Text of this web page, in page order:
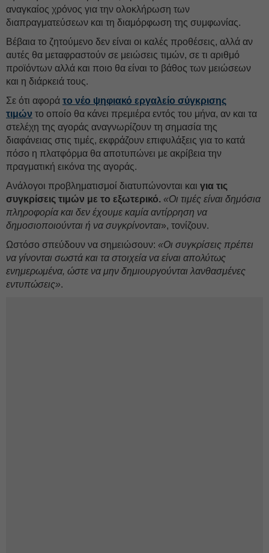
αναγκαίος χρόνος για την ολοκλήρωση των
διαπραγματεύσεων και τη διαμόρφωση της συμφωνίας.
Βέβαια το ζητούμενο δεν είναι οι καλές προθέσεις, αλλά αν
αυτές θα μεταφραστούν σε μειώσεις τιμών, σε τι αριθμό
προϊόντων αλλά και ποιο θα είναι το βάθος των μειώσεων
και η διάρκειά τους.
Σε ότι αφορά το νέο ψηφιακό εργαλείο σύγκρισης
τιμών το οποίο θα κάνει πρεμιέρα εντός του μήνα, αν και τα
στελέχη της αγοράς αναγνωρίζουν τη σημασία της
διαφάνειας στις τιμές, εκφράζουν επιφυλάξεις για το κατά
πόσο η πλατφόρμα θα αποτυπώνει με ακρίβεια την
πραγματική εικόνα της αγοράς.
Ανάλογοι προβληματισμοί διατυπώνονται και για τις
συγκρίσεις τιμών με το εξωτερικό. «Οι τιμές είναι δημόσια
πληροφορία και δεν έχουμε καμία αντίρρηση να
δημοσιοποιούνται ή να συγκρίνονται», τονίζουν.
Ωστόσο σπεύδουν να σημειώσουν: «Οι συγκρίσεις πρέπει
να γίνονται σωστά και τα στοιχεία να είναι απολύτως
ενημερωμένα, ώστε να μην δημιουργούνται λανθασμένες
εντυπώσεις».